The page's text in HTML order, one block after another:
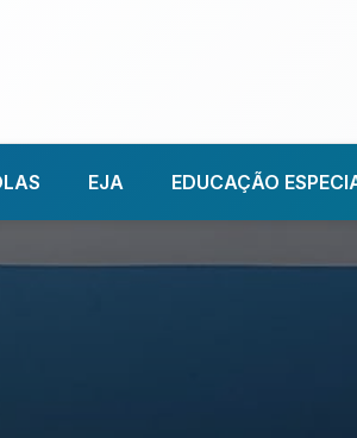
EJA EDUCAÇÃO